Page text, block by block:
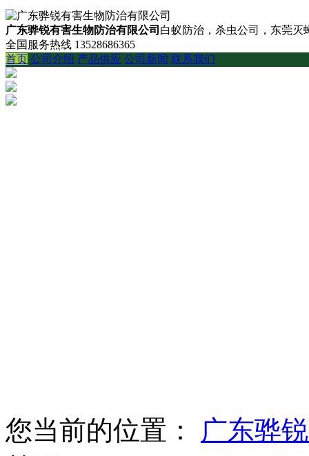
广东骅锐有害生物防治有限公司 白蚁防治，杀虫公司，东莞灭
全国服务热线 13528686365
首页 公司介绍 产品供应 公司新闻 联系我们
您当前的位置：
广东骅